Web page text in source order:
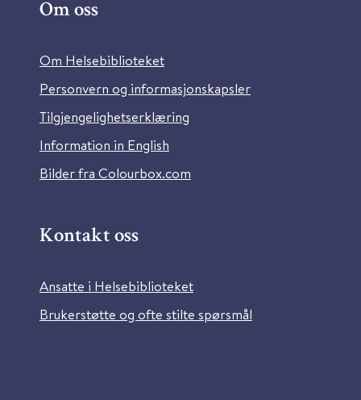
Om oss
Om Helsebiblioteket
Personvern og informasjonskapsler
Tilgjengelighetserklæring
Information in English
Bilder fra Colourbox.com
Kontakt oss
Ansatte i Helsebiblioteket
Brukerstøtte og ofte stilte spørsmål